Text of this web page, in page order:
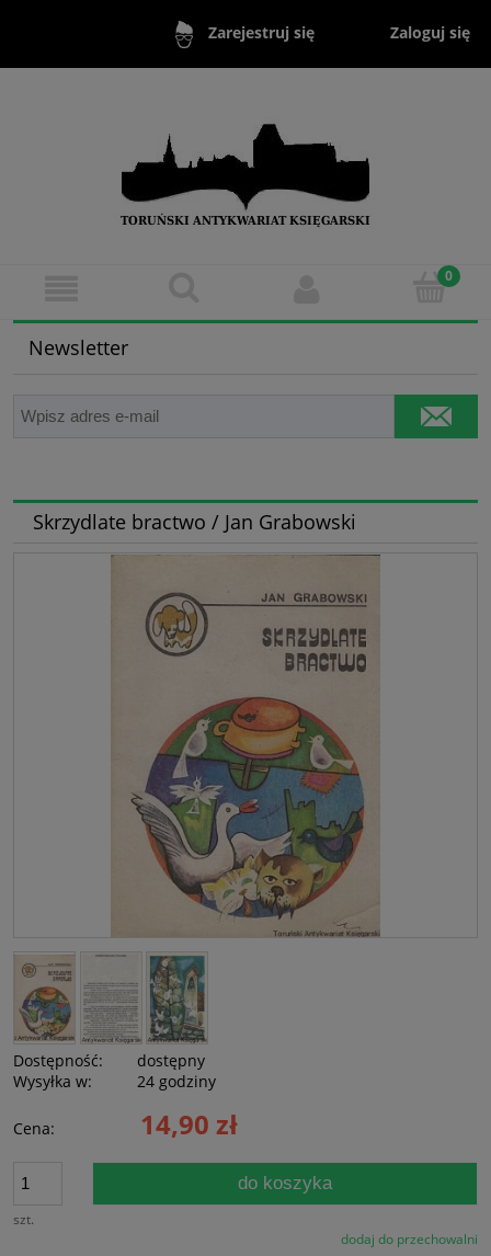
Zarejestruj się Zaloguj się
Newsletter
Skrzydlate bractwo / Jan Grabowski
Dostępność:
dostępny
Wysyłka w:
24 godziny
Cena: 14,90 zł
szt.
do koszyka
dodaj do przechowalni